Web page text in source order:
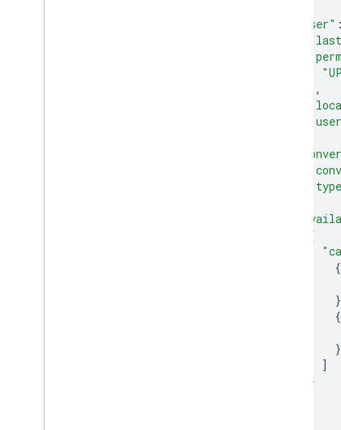
"user" :
],
{
{
{
}
]
}